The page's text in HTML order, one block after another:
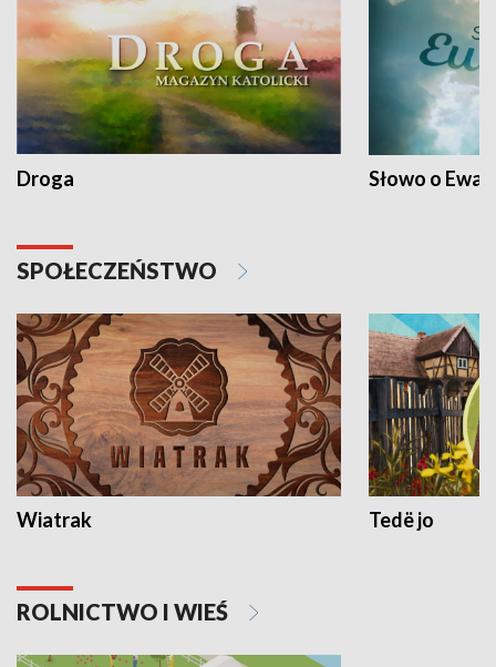
Droga Słowo o
SPOŁECZEŃSTWO
Wiatrak Tedë jo
ROLNICTWO I WIEŚ